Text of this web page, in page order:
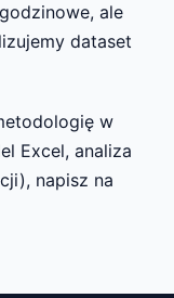
ale
dataset
w
Excel, analiza
napisz na